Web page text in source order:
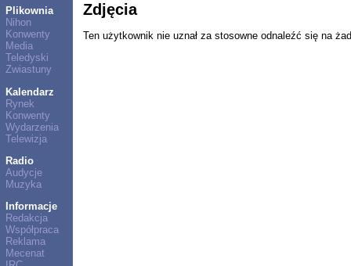
Plikownia
Nihon
Konwenty
Media
Teledyski
Zwiastuny
Kalendarz
Rynek
Konwenty
Wydarzenia
Telewizja
Radio
Audycje
Muzyka
Informacje
Redakcja
Współpraca
Reklama
Mecenat
Zdjęcia
Ten użytkownik nie uznał za stosowne odnaleźć się na